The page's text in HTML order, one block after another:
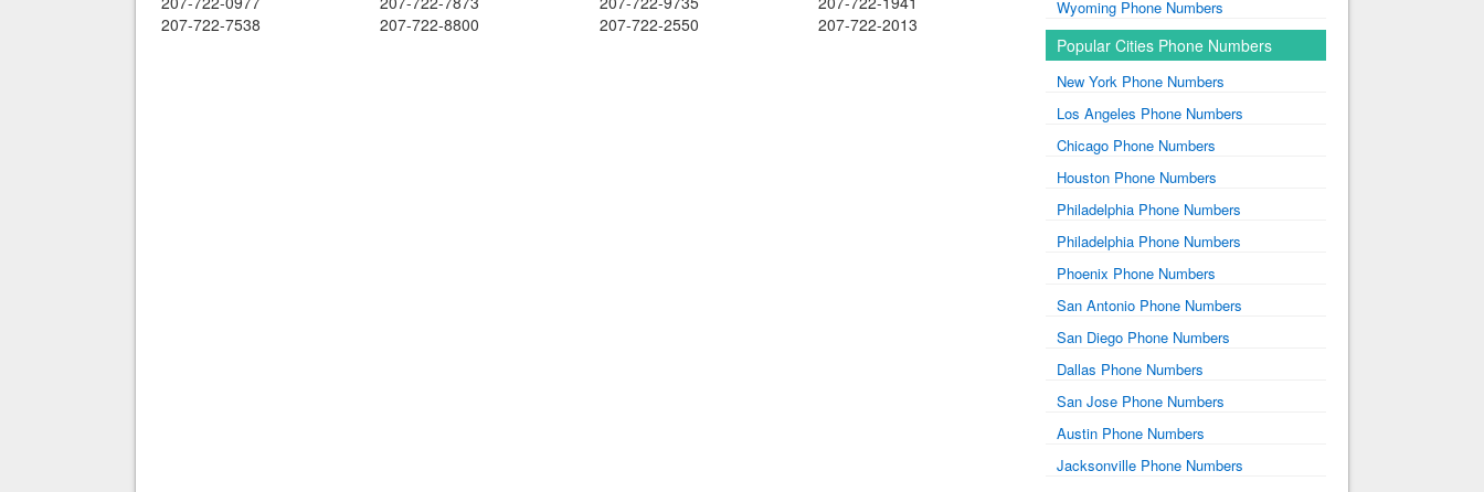
207-722-7538
207-722-8800 207-722-2550 207-722-2013
Wyoming Phone Numbers
Popular Cities Phone Numbers
New York Phone Numbers
Los Angeles Phone Numbers
Chicago Phone Numbers
Houston Phone Numbers
Philadelphia Phone Numbers
Philadelphia Phone Numbers
Phoenix Phone Numbers
San Antonio Phone Numbers
San Diego Phone Numbers
Dallas Phone Numbers
San Jose Phone Numbers
Austin Phone Numbers
Jacksonville Phone Numbers